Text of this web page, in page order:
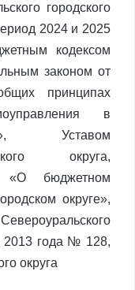
городского
2024 и 2025
кодексом
законом от
принципах
в
Уставом
округа,
«О бюджетном
округе»,
2013 года № 128,
округа